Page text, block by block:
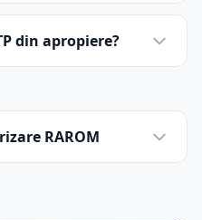
din apropiere?
RAROM